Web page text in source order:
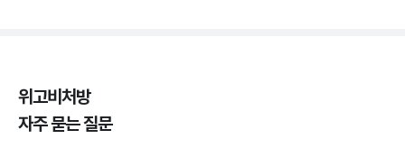
위고비처방
자주 묻는 질문